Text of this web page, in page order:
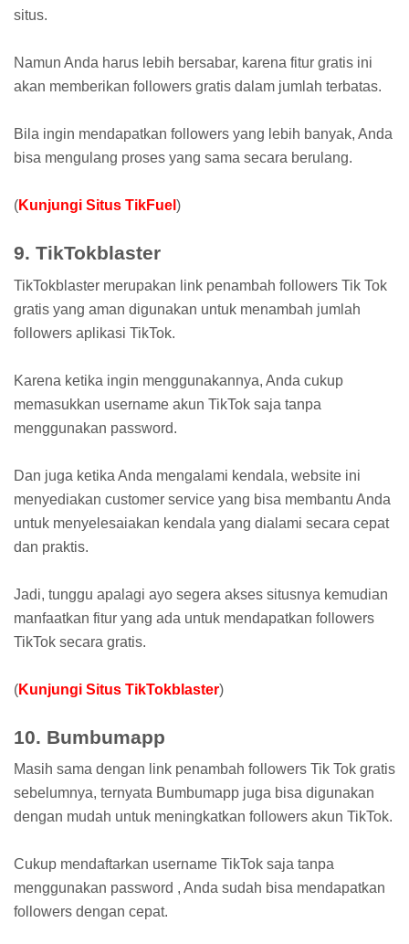
situs.
Namun Anda harus lebih bersabar, karena fitur gratis ini
akan memberikan followers gratis dalam jumlah terbatas.
Bila ingin mendapatkan followers yang lebih banyak, Anda
bisa mengulang proses yang sama secara berulang.
(Kunjungi Situs TikFuel )
9. TikTokblaster
TikTokblaster merupakan link penambah followers Tik Tok
gratis yang aman digunakan untuk menambah jumlah
followers aplikasi TikTok.
Karena ketika ingin menggunakannya, Anda cukup
memasukkan username akun TikTok saja tanpa
menggunakan password.
Dan juga ketika Anda mengalami kendala, website ini
menyediakan customer service yang bisa membantu Anda
untuk menyelesaiakan kendala yang dialami secara cepat
dan praktis.
Jadi, tunggu apalagi ayo segera akses situsnya kemudian
manfaatkan fitur yang ada untuk mendapatkan followers
TikTok secara gratis.
(Kunjungi Situs TikTokblaster)
10. Bumbumapp
Masih sama dengan link penambah followers Tik Tok gratis
sebelumnya, ternyata Bumbumapp juga bisa digunakan
dengan mudah untuk meningkatkan followers akun TikTok.
Cukup mendaftarkan username TikTok saja tanpa
menggunakan password , Anda sudah bisa mendapatkan
followers dengan cepat.